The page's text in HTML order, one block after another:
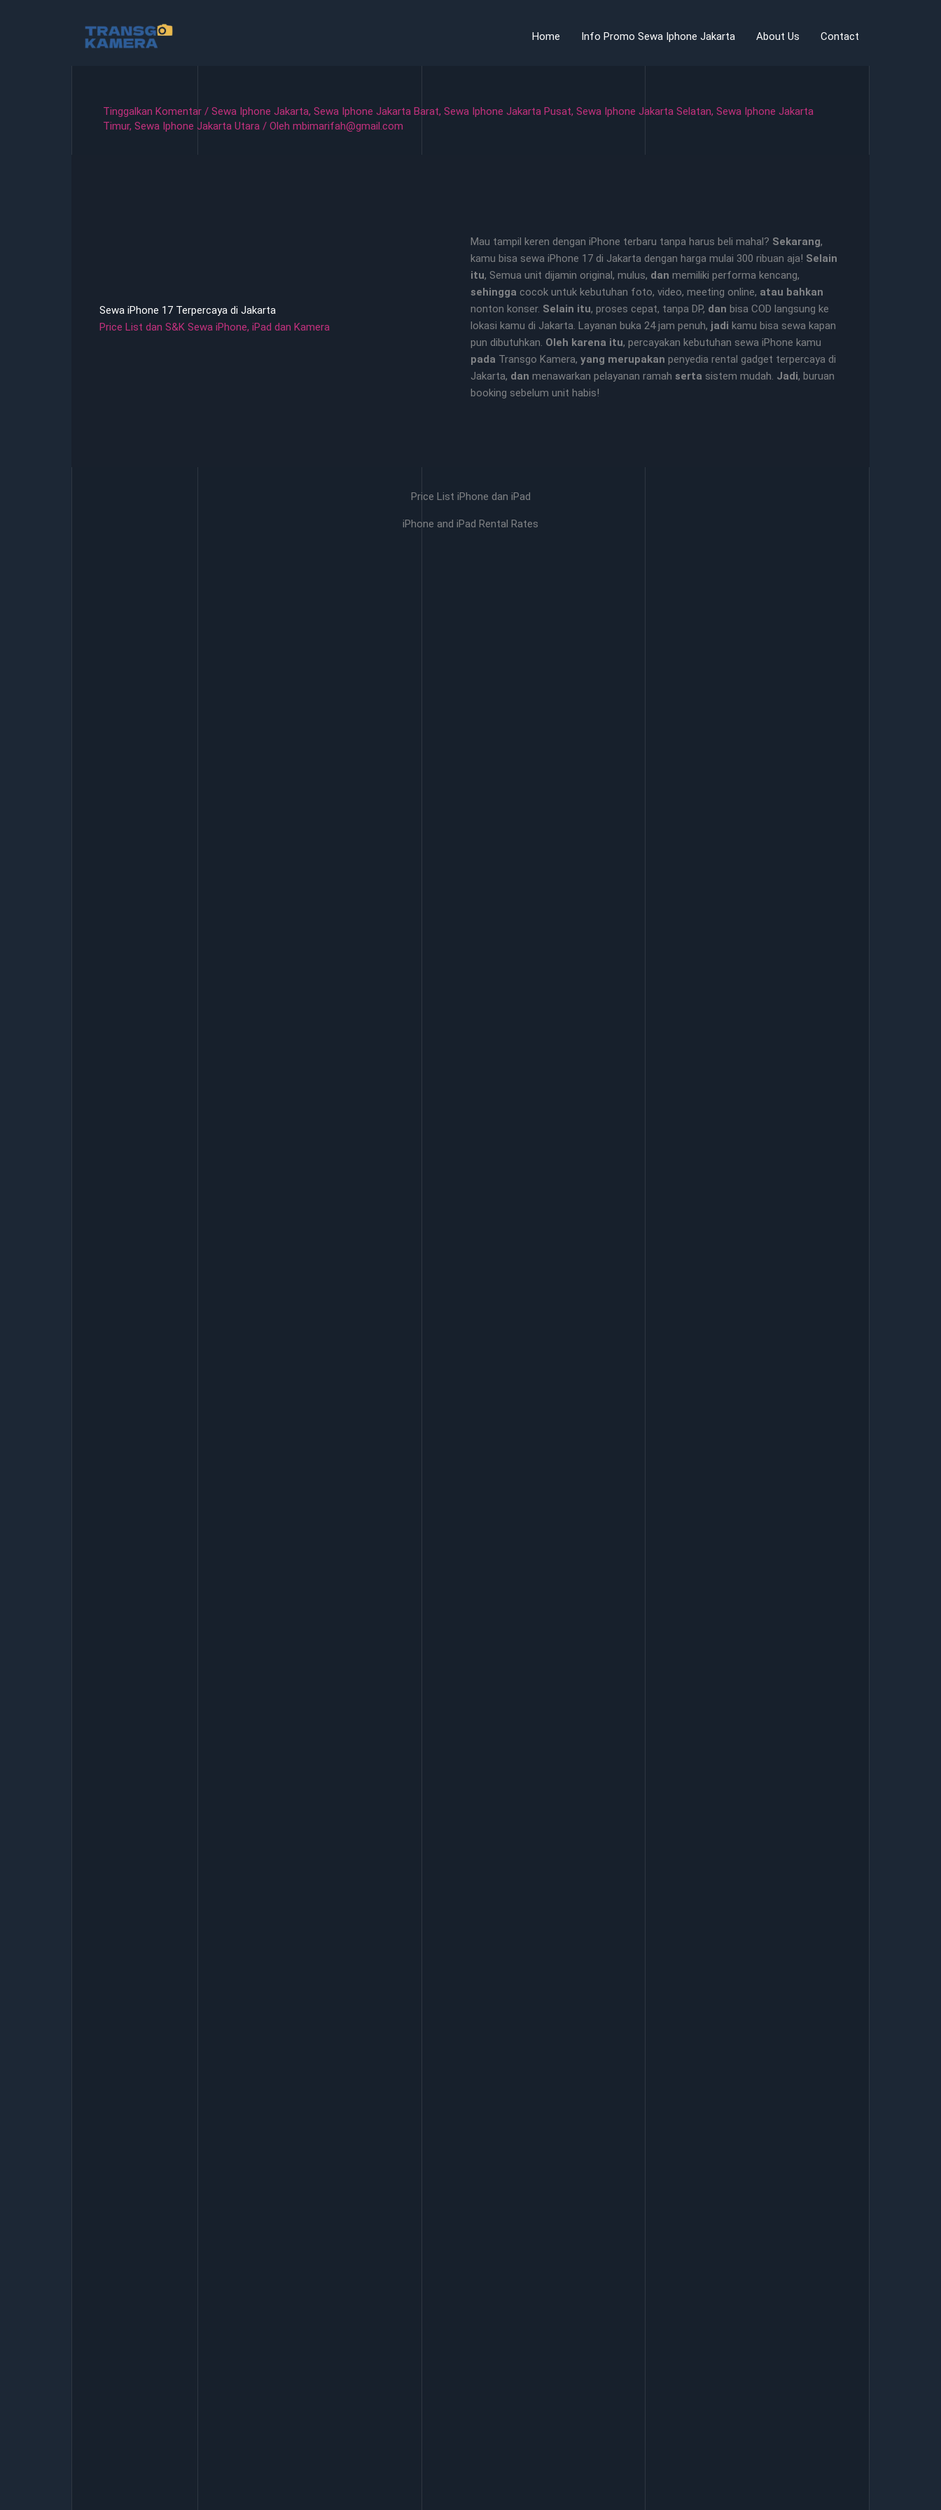
Home Info Promo Sewa Iphone Jakarta About Us Contact
Tinggalkan Komentar / Sewa Iphone Jakarta, Sewa Iphone Jakarta Barat, Sewa Iphone Jakarta Pusat, Sewa Iphone Jakarta Selatan, Sewa Iphone Jakarta
Timur, Sewa Iphone Jakarta Utara / Oleh mbimarifah@gmail.com
Sewa iPhone 17 Terpercaya di Jakarta
Price List dan S&K Sewa iPhone, iPad dan Kamera
Mau tampil keren dengan iPhone terbaru tanpa harus beli mahal? Sekarang,
kamu bisa sewa iPhone 17 di Jakarta dengan harga mulai 300 ribuan aja! Selain
itu, Semua unit dijamin original, mulus, dan memiliki performa kencang,
sehingga cocok untuk kebutuhan foto, video, meeting online, atau bahkan
nonton konser. Selain itu, proses cepat, tanpa DP, dan bisa COD langsung ke
lokasi kamu di Jakarta. Layanan buka 24 jam penuh, jadi kamu bisa sewa kapan
pun dibutuhkan. Oleh karena itu, percayakan kebutuhan sewa iPhone kamu
pada Transgo Kamera, yang merupakan penyedia rental gadget terpercaya di
Jakarta, dan menawarkan pelayanan ramah serta sistem mudah. Jadi, buruan
booking sebelum unit habis!
Price List iPhone dan iPad
iPhone and iPad Rental Rates